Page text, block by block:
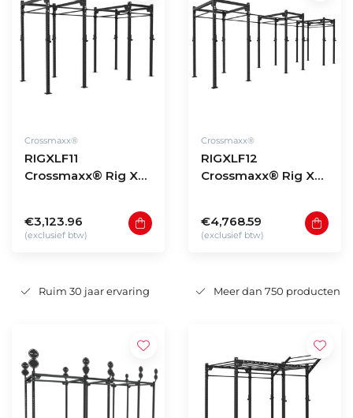
Crossmaxx®
RIGXLF11
Crossmaxx® Rig XL
€3,123.96
(exclusief btw)
Crossmaxx®
RIGXLF12
Crossmaxx® Rig XL
€4,768.59
(exclusief btw)
Ruim 30 jaar ervaring Meer dan 750 producten